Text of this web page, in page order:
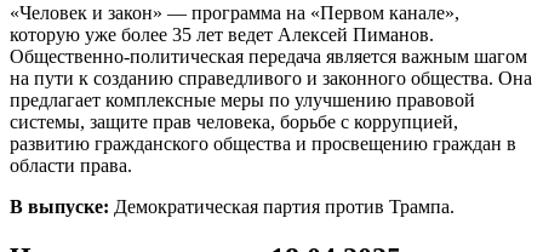
«Человек и закон» — программа на «Первом канале»,
которую уже более 35 лет ведет Алексей Пиманов.
Общественно-политическая передача является важным шагом
на пути к созданию справедливого и законного общества. Она
предлагает комплексные меры по улучшению правовой
системы, защите прав человека, борьбе с коррупцией,
развитию гражданского общества и просвещению граждан в
области права.
В выпуске: Демократическая партия против Трампа.